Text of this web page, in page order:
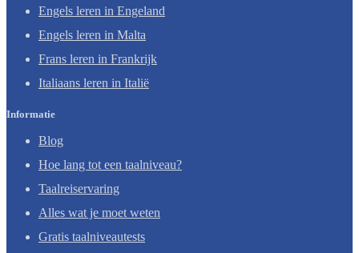
Engels leren in Engeland
Engels leren in Malta
Frans leren in Frankrijk
Italiaans leren in Italië
Informatie
Blog
Hoe lang tot een taalniveau?
Taalreiservaring
Alles wat je moet weten
Gratis taalniveautests